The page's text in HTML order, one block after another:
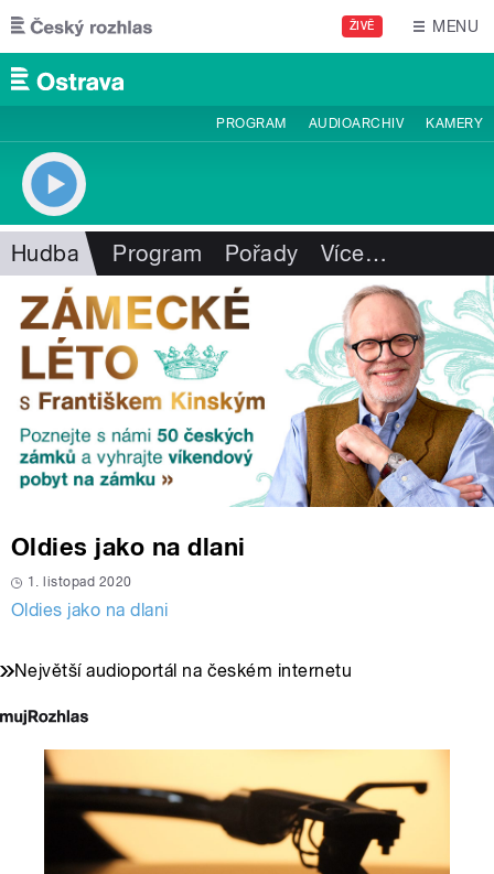
Přejít k hlavnímu obsahu
ŽIVĚ MENU
PROGRAM AUDIOARCHIV KAMERY
Hudba Program Pořady Více…
Oldies jako na dlani
1. listopad 2020
Oldies jako na dlani
Největší audioportál na českém internetu